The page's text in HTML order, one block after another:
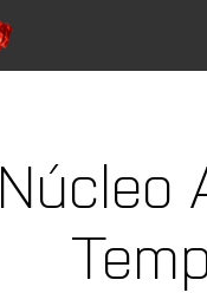
Núcleo